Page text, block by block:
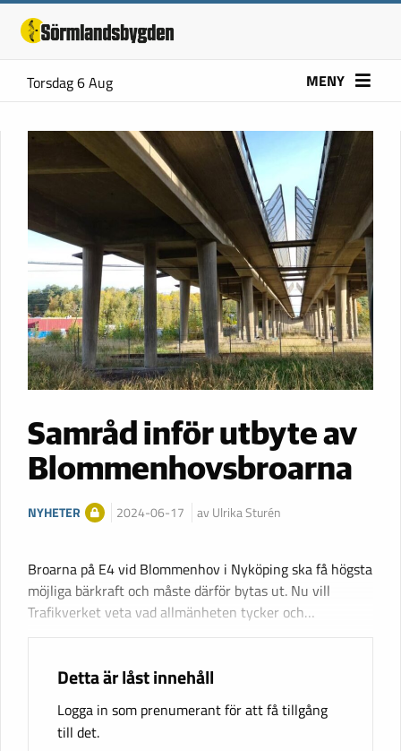
Torsdag 6 Aug MENY
Samråd inför utbyte av
Blommenhovsbroarna
NYHETER 2024-06-17 av Ulrika Sturén
Broarna på E4 vid Blommenhov i Nyköping ska få högsta
möjliga bärkraft och måste därför bytas ut. Nu vill
Trafikverket veta vad allmänheten tycker och…
Detta är låst innehåll
Logga in som prenumerant för att få tillgång
till det.